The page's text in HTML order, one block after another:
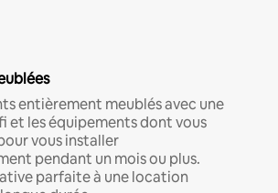
entièrement meublés avec une
et les équipements dont vous
vous installer
pendant un mois ou plus.
parfaite à une location